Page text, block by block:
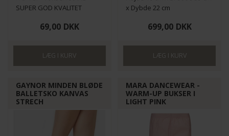
SUPER GOD KVALITET
69,00 DKK
x Dybde 22 cm
699,00 DKK
GAYNOR MINDEN BLØDE
BALLETSKO KANVAS
STRECH
MARA DANCEWEAR -
WARM-UP BUKSER I
LIGHT PINK